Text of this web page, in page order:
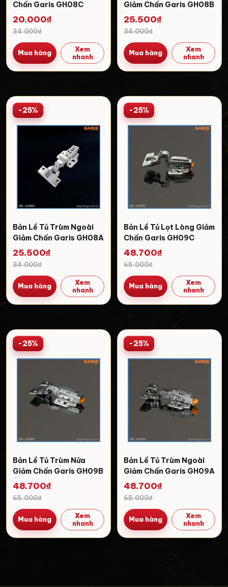
Chấn Garis GH08C
20.000₫
34.000₫
Mua hàng
Xem
nhanh
Giảm Chấn Garis GH08B
25.500₫
34.000₫
Mua hàng
Xem
nhanh
-25%
Bản Lề Tủ Trùm Ngoài
Giảm Chấn Garis GH08A
25.500₫
34.000₫
Mua hàng
Xem
nhanh
-25%
Bản Lề Tủ Lọt Lòng Giảm
Chấn Garis GH09C
48.700₫
65.000₫
Mua hàng
Xem
nhanh
-25%
Bản Lề Tủ Trùm Nửa
Giảm Chấn Garis GH09B
48.700₫
65.000₫
Mua hàng
Xem
nhanh
-25%
Bản Lề Tủ Trùm Ngoài
Giảm Chấn Garis GH09A
48.700₫
65.000₫
Mua hàng
Xem
nhanh